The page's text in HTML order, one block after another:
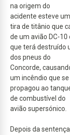
na origem do
acidente esteve
tira de titânio que
de um avião DC-10
que terá destruído
dos pneus do
Concorde,
um incêndio que se
propagou ao
de combustível do
avião supersónico.
Depois da